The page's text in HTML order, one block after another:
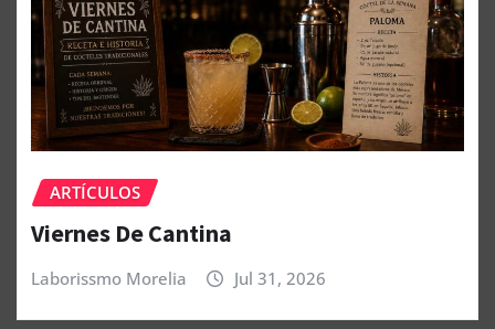
ARTÍCULOS
Viernes De Cantina
Laborissmo Morelia Jul 31, 2026